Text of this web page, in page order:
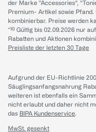
der Marke “Accessories“,
Premium- Artikel sowie
kombinierbar. Preise werden
*¹⁰ Gültig bis 02.09.2026 nur
Rabatten und Aktionen
Preisliste der letzten 30 Tage
Aufgrund der EU-Richtlinie
Säuglingsanfangsnahrung
weiteren ist ebenfalls ein
nicht erlaubt und daher nicht
das BIPA Kundenservice.
MwSt. gesenkt